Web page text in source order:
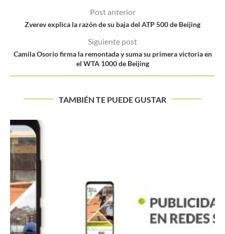
Post anterior
Zverev explica la razón de su baja del ATP 500 de Beijing
Siguiente post
Camila Osorio firma la remontada y suma su primera victoria en
el WTA 1000 de Beijing
TAMBIÉN TE PUEDE GUSTAR